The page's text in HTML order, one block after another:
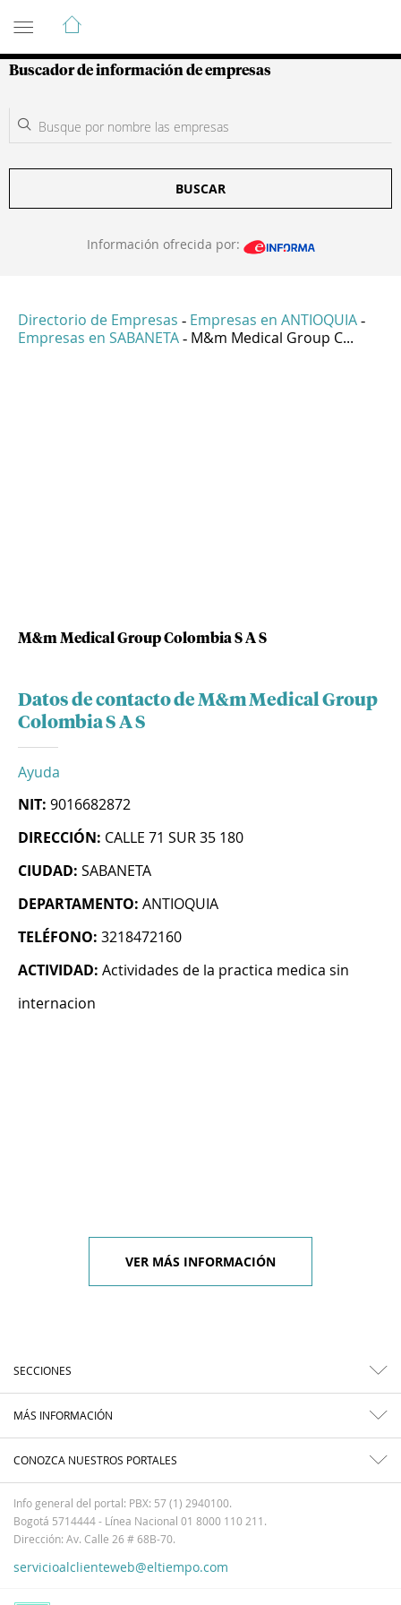
Guía de Empresas Colombianas
Buscador de información de empresas
BUSCAR
Información ofrecida por:
Directorio de Empresas - Empresas en ANTIOQUIA -
Empresas en SABANETA - M&m Medical Group C...
M&m Medical Group Colombia S A S
Datos de contacto de M&m Medical Group
Colombia S A S
Ayuda
NIT: 9016682872
DIRECCIÓN: CALLE 71 SUR 35 180
CIUDAD: SABANETA
DEPARTAMENTO: ANTIOQUIA
TELÉFONO: 3218472160
ACTIVIDAD: Actividades de la practica medica sin
internacion
VER MÁS INFORMACIÓN
SECCIONES
MÁS INFORMACIÓN
CONOZCA NUESTROS PORTALES
Info general del portal: PBX: 57 (1) 2940100.
Bogotá 5714444 - Línea Nacional 01 8000 110 211.
Dirección: Av. Calle 26 # 68B-70.
servicioalclienteweb@eltiempo.com